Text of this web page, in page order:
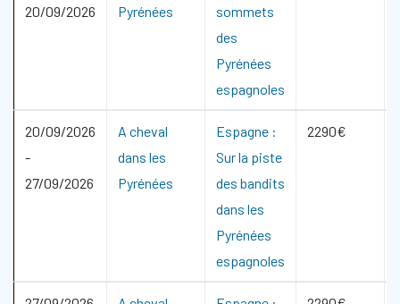
20/09/2026
Pyrénées
sommets
des
Pyrénées
espagnoles
20/09/2026
-
27/09/2026
A cheval
dans les
Pyrénées
Espagne :
Sur la piste
des bandits
dans les
Pyrénées
espagnoles
2290€